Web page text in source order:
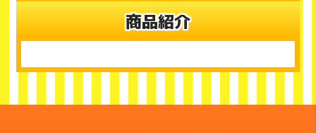
商品紹介